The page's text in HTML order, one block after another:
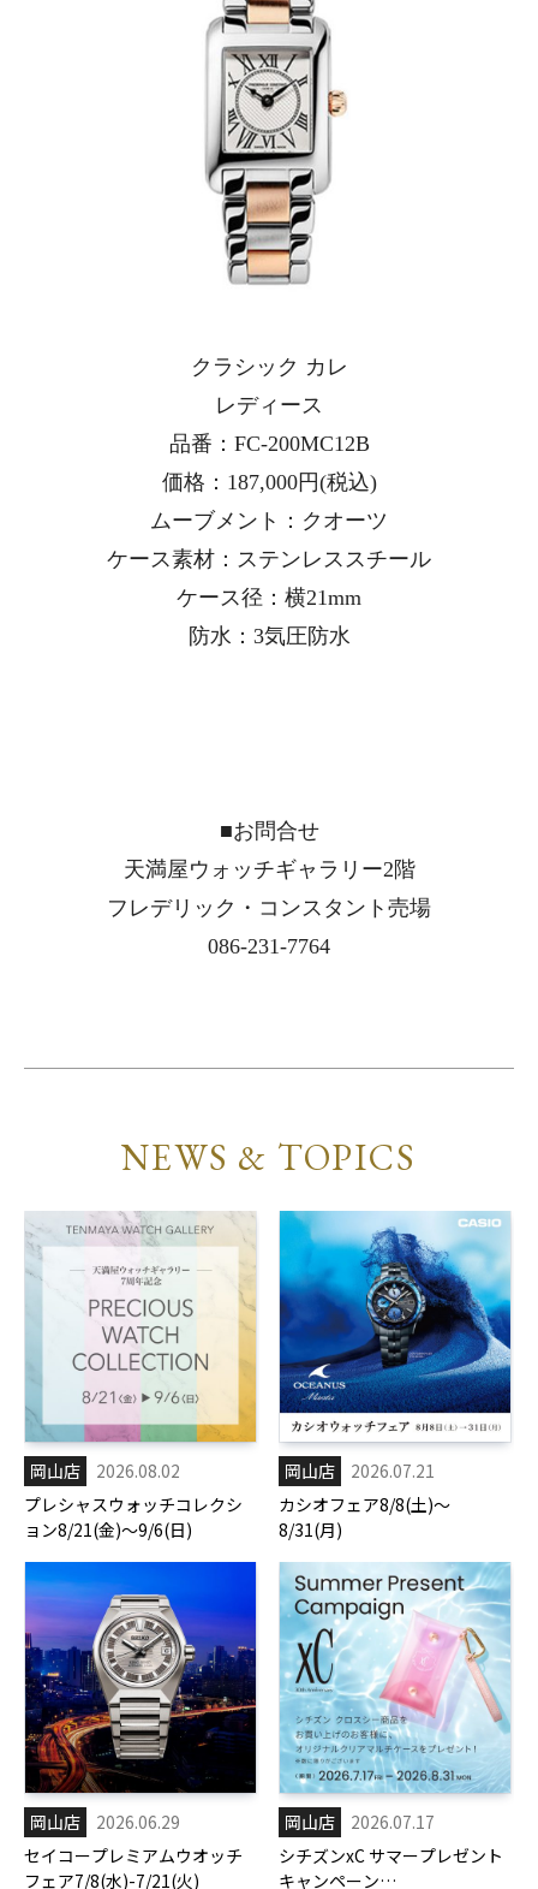
クラシック カレ
レディース
品番：FC-200MC12B
価格：187,000円(税込)
ムーブメント：クオーツ
ケース素材：ステンレススチール
ケース径：横21mm
防水：3気圧防水
■お問合せ
天満屋ウォッチギャラリー2階
フレデリック・コンスタント売場
086-231-7764
NEWS & TOPICS
岡山店
2026.08.02
プレシャスウォッチコレクシ
ョン8/21(金)～9/6(日)
岡山店
2026.07.21
カシオフェア8/8(土)～
8/31(月)
岡山店
2026.06.29
セイコープレミアムウオッチ
フェア7/8(水)-7/21(火)
岡山店
2026.07.17
シチズンxC サマープレゼント
キャンペーン